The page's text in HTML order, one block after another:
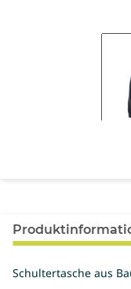
Schultertasche aus